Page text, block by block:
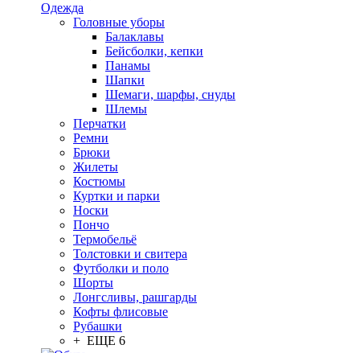
Одежда
Головные уборы
Балаклавы
Бейсболки, кепки
Панамы
Шапки
Шемаги, шарфы, снуды
Шлемы
Перчатки
Ремни
Брюки
Жилеты
Костюмы
Куртки и парки
Носки
Пончо
Термобельё
Толстовки и свитера
Футболки и поло
Шорты
Лонгсливы, рашгарды
Кофты флисовые
Рубашки
+ ЕЩЕ 6